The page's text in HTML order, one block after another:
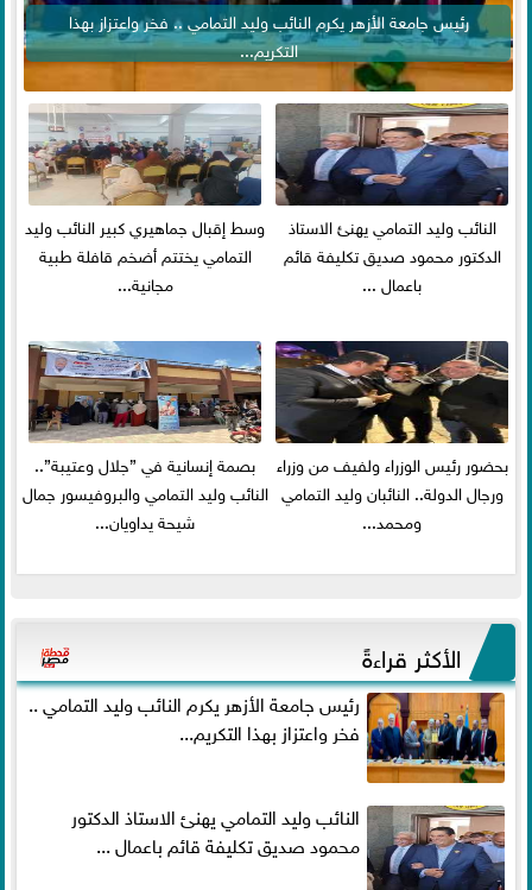
رئيس جامعة الأزهر يكرم النائب وليد التمامي .. فخر واعتزاز بهذا
التكريم...
النائب وليد التمامي يهنئ الاستاذ
الدكتور محمود صديق تكليفة قائم
باعمال ...
وسط إقبال جماهيري كبير النائب وليد
التمامي يختتم أضخم قافلة طبية
مجانية...
بحضور رئيس الوزراء ولفيف من وزراء
ورجال الدولة.. النائبان وليد التمامي
ومحمد...
بصمة إنسانية في ”جلال وعتيبة”..
النائب وليد التمامي والبروفيسور جمال
شيحة يداويان...
الأكثر قراءةً
رئيس جامعة الأزهر يكرم النائب وليد التمامي ..
فخر واعتزاز بهذا التكريم...
النائب وليد التمامي يهنئ الاستاذ الدكتور
محمود صديق تكليفة قائم باعمال ...